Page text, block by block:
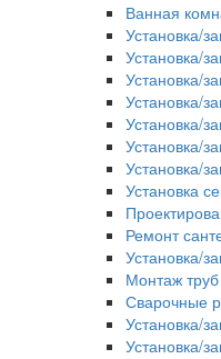
Ванная
Установка/
Установка/
Установка/
Установка/
Установка/
Установка/
Установка/
Установка
Ремонт
Установка/
Монтаж
Сварочные
Установка/
Установка/